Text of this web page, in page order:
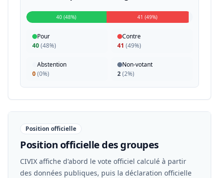
40 (48%) 41 (49%)
Pour
40(48%)
Contre
41 (49%)
Abstention
0(0%)
Non-votant
2(2%)
Position officielle
Position officielle des groupes
CIVIX affiche d'abord le vote officiel calculé à partir
des données publiques, puis la déclaration officielle